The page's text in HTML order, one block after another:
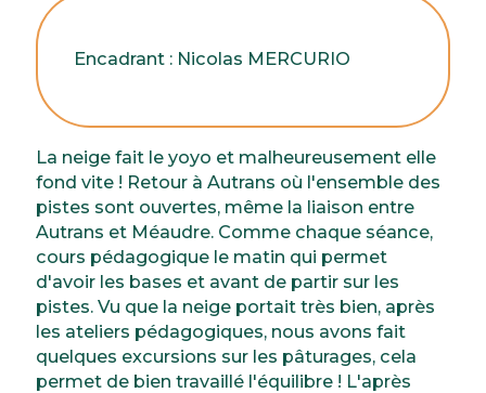
Encadrant : Nicolas MERCURIO
La neige fait le yoyo et malheureusement elle
fond vite ! Retour à Autrans où l'ensemble des
pistes sont ouvertes, même la liaison entre
Autrans et Méaudre. Comme chaque séance,
cours pédagogique le matin qui permet
d'avoir les bases et avant de partir sur les
pistes. Vu que la neige portait très bien, après
les ateliers pédagogiques, nous avons fait
quelques excursions sur les pâturages, cela
permet de bien travaillé l'équilibre ! L'après